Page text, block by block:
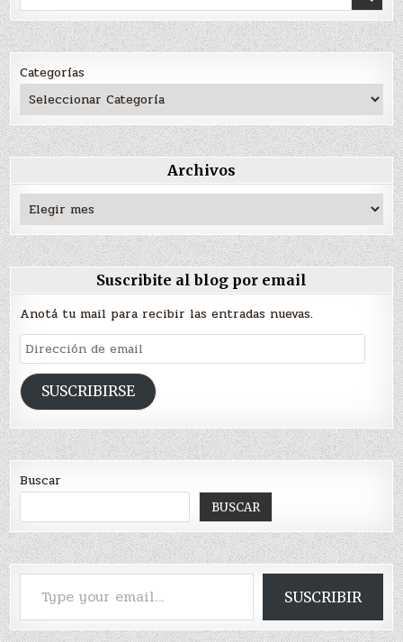
for:
Categorías
Archivos
Archivos
Suscribite al blog por email
Anotá tu mail para recibir las entradas nuevas.
Dirección
de
emailSUSCRIBIRSE
Buscar
BUSCAR
Type your email…
SUSCRIBIR